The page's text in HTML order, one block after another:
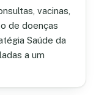
vacinas,
de doenças
Saúde da
a um